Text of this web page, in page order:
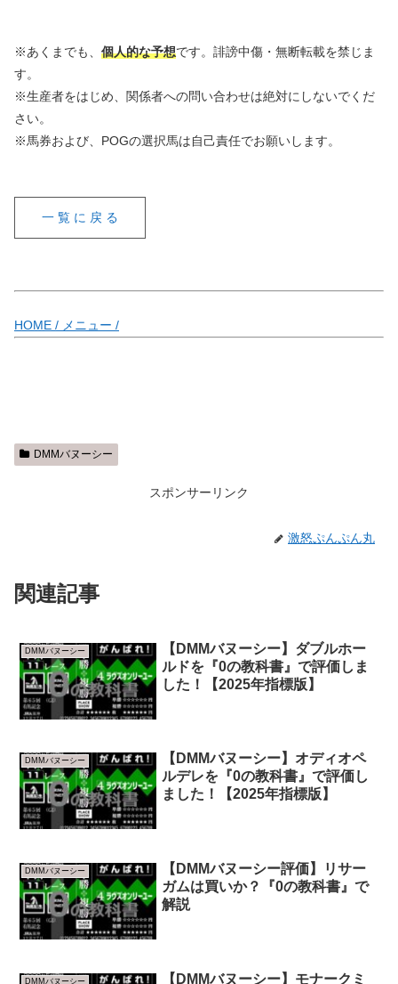
※あくまでも、 個人的な予想です。誹謗中傷・無断転載を禁じま
す。
※生産者をはじめ、関係者への問い合わせは絶対にしないでくだ
さい。
※馬券および、POGの選択馬は自己責任でお願いします。
一 覧 に 戻 る
HOME / メニュー /
DMMバヌーシー
スポンサーリンク
激怒ぷんぷん丸
関連記事
DMMバヌーシー
【DMMバヌーシー】ダブルホー
ルドを『0の教科書』で評価しま
した！【2025年指標版】
DMMバヌーシー
【DMMバヌーシー】オディオペ
ルデレを『0の教科書』で評価し
ました！【2025年指標版】
DMMバヌーシー
【DMMバヌーシー評価】リサー
ガムは買いか？『0の教科書』で
解説
DMMバヌーシー 【DMMバヌーシー】モナークミ